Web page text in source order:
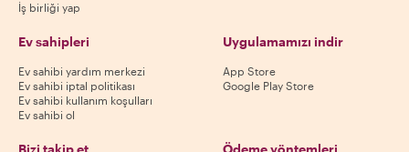
İş birliği yap
Ev sahipleri
Ev sahibi yardım merkezi
Ev sahibi iptal politikası
Ev sahibi kullanım koşulları
Ev sahibi ol
Uygulamamızı indir
App Store
Google Play Store
Bizi takip et Ödeme yöntemleri